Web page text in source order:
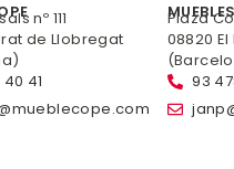
nº 111
de Llobregat
41
Plaza
08820
93